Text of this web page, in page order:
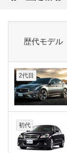
歴代モデル
2代目
初代